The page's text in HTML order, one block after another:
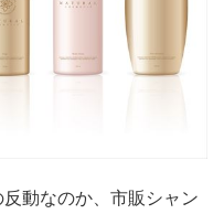
動なのか、市販シャン